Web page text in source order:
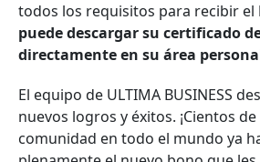
todos los requisitos para recibir el
puede descargar su certificado
directamente en su área
El equipo de ULTIMA BUSINESS
nuevos logros y éxitos. ¡Cientos
comunidad en todo el mundo ya